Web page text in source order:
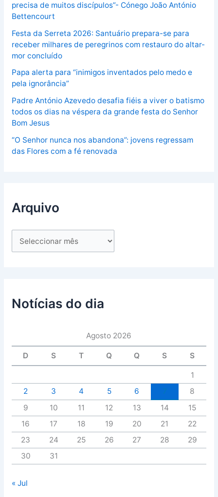
precisa de muitos discípulos”- Cónego João António
Bettencourt
Festa da Serreta 2026: Santuário prepara-se para
receber milhares de peregrinos com restauro do altar-
mor concluído
Papa alerta para “inimigos inventados pelo medo e
pela ignorância”
Padre António Azevedo desafia fiéis a viver o batismo
todos os dias na véspera da grande festa do Senhor
Bom Jesus
“O Senhor nunca nos abandona”: jovens regressam
das Flores com a fé renovada
Arquivo
Notícias do dia
Agosto 2026
D S T Q Q S S
1
2
3 4 5 6
8
9
10 11 12 13 14
15
16
17 18 19 20 21
22
23
24 25 26 27 28
29
30
31
« Jul